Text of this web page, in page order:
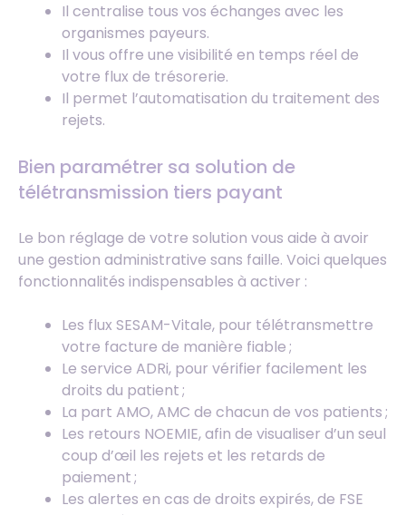
Il centralise tous vos échanges avec les
organismes payeurs.
Il vous offre une visibilité en temps réel de
votre flux de trésorerie.
Il permet l’automatisation du traitement des
rejets.
Bien paramétrer sa solution de
télétransmission tiers payant
Le bon réglage de votre solution vous aide à avoir
une gestion administrative sans faille. Voici quelques
fonctionnalités indispensables à activer :
Les flux SESAM-Vitale, pour télétransmettre
votre facture de manière fiable ;
Le service ADRi, pour vérifier facilement les
droits du patient ;
La part AMO, AMC de chacun de vos patients ;
Les retours NOEMIE, afin de visualiser d’un seul
coup d’œil les rejets et les retards de
paiement ;
Les alertes en cas de droits expirés, de FSE